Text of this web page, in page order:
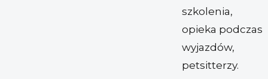
szkolenia,
opieka podczas
wyjazdów,
petsitterzy.